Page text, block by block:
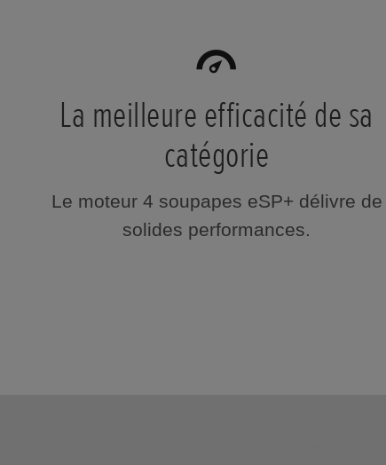
La meilleure efficacité de sa
catégorie
Le moteur 4 soupapes eSP+ délivre de
solides performances.